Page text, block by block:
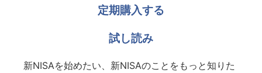
定期購入する
試し読み
新NISAを始めたい、新NISAのことをもっと知りた